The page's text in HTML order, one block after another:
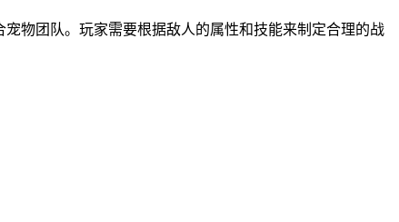
物团队。玩家需要根据敌人的属性和技能来制定合理的战